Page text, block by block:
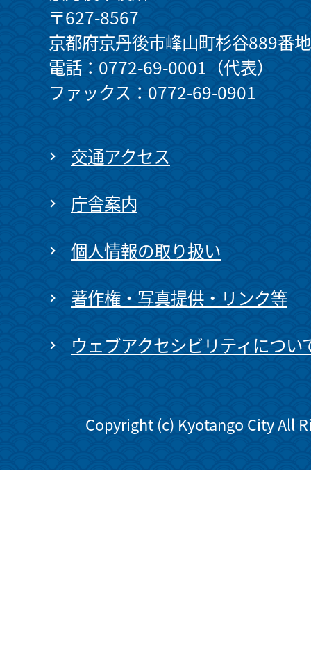
〒627-8567
京都府京丹後市峰山町杉谷889番地
電話：0772-69-0001（代表）
ファックス：0772-69-0901
交通アクセス
庁舎案内
個人情報の取り扱い
著作権・写真提供・リンク等
ウェブアクセシビリティについ
Copyright (c) Kyotango City All